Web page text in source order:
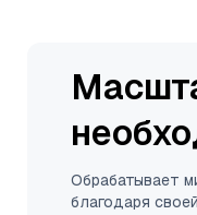
Обрабатывает
благодаря